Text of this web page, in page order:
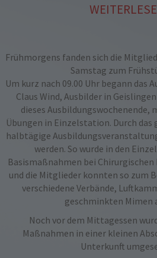
Frühmorgens fanden sich die
Samstag zum
Um kurz nach 09.00 Uhr begann das
Claus Wind, Ausbilder in
dieses Ausbildungswochenende,
Übungen in Einzelstation. Durch
halbtägige
werden. So wurde in den
Basismaßnahmen bei
und die Mitglieder konnten so zum
verschiedene Verbände,
geschminkten Mimen
Noch vor dem Mittagessen
Maßnahmen in einer kleinen
Unterkunft